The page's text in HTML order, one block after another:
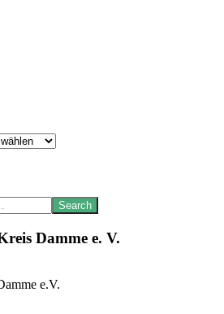
Damme e. V.
e.V.